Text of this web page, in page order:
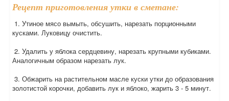
Рецепт приготовления утки в сметане:
1. Утиное мясо вымыть, обсушить, нарезать порционными
кусками. Луковицу очистить.
2. Удалить у яблока сердцевину, нарезать крупными кубиками.
Аналогичным образом нарезать лук.
3. Обжарить на растительном масле куски утки до образования
золотистой корочки, добавить лук и яблоко, жарить 3 - 5 минут.